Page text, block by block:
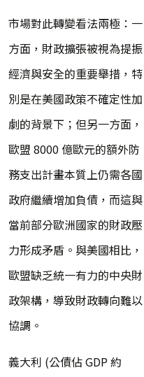
市場對此轉變看法兩極：一
方面，財政擴張被視為提振
經濟與安全的重要舉措，特
別是在美國政策不確定性加
劇的背景下；但另一方面，
歐盟 8000 億歐元的額外防
務支出計畫本質上仍需各國
政府繼續增加負債，而這與
當前部分歐洲國家的財政壓
力形成矛盾。與美國相比，
歐盟缺乏統一有力的中央財
政架構，導致財政轉向難以
協調。
義大利 (公債佔 GDP 約